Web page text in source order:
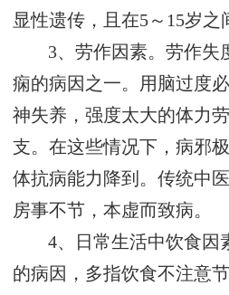
显性遗传，且在5～15岁之
3、劳作因素。劳作失
痫的病因之一。用脑过度
神失养，强度太大的体力
支。在这些情况下，病邪
体抗病能力降到。传统中
房事不节，本虚而致病。
4、日常生活中饮食因
的病因，多指饮食不注意